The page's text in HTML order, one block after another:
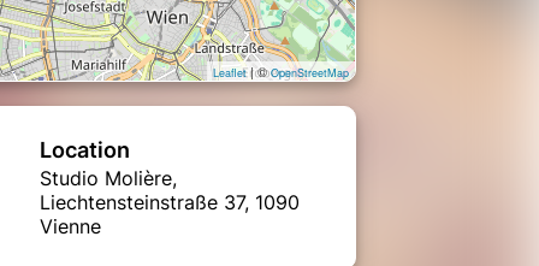
Leaflet| ©OpenStreetMap
Location
Studio Molière,
Liechtensteinstraße 37, 1090
Vienne